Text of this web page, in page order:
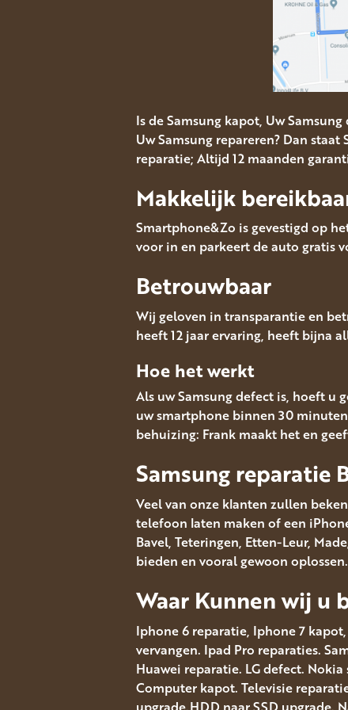
Is de Samsung kapot, Uw
Uw Samsung repareren? Dan
reparatie; Altijd 12 maanden
Makkelijk
Smartphone&Zo is gevestigd op
voor in en parkeert de auto gratis
Betrouwbaar
Wij geloven in transparantie en
heeft 12 jaar ervaring, heeft bijna
Hoe het werkt
Als uw Samsung defect is, hoeft u
uw smartphone binnen 30
behuizing: Frank maakt het en
Samsung reparatie
Veel van onze klanten zullen
telefoon laten maken of een
Bavel, Teteringen, Etten-Leur,
bieden en vooral gewoon oplossen.
Waar Kunnen wij u
Iphone 6 reparatie, Iphone 7
vervangen. Ipad Pro reparaties.
Huawei reparatie. LG defect.
Computer kapot. Televisie